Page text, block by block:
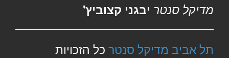
מדיקל סנטר יבגני קצוביץ'
תל אביב מדיקל סנטר כל הזכויות